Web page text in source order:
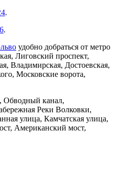
.
.
удобно добраться от метро
Лиговский проспект,
Владимирская, Достоевская,
Московские ворота,
Обводный канал,
Реки Волковки,
улица, Камчатская улица,
Американский мост,